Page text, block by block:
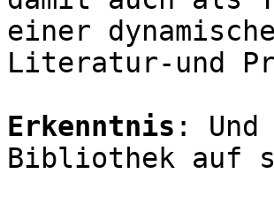
einer
Literatur-und
Erkenntnis :
Bibliothek auf